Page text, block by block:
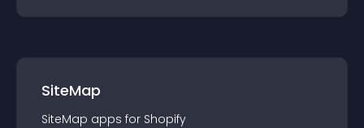
SiteMap
SiteMap apps for Shopify